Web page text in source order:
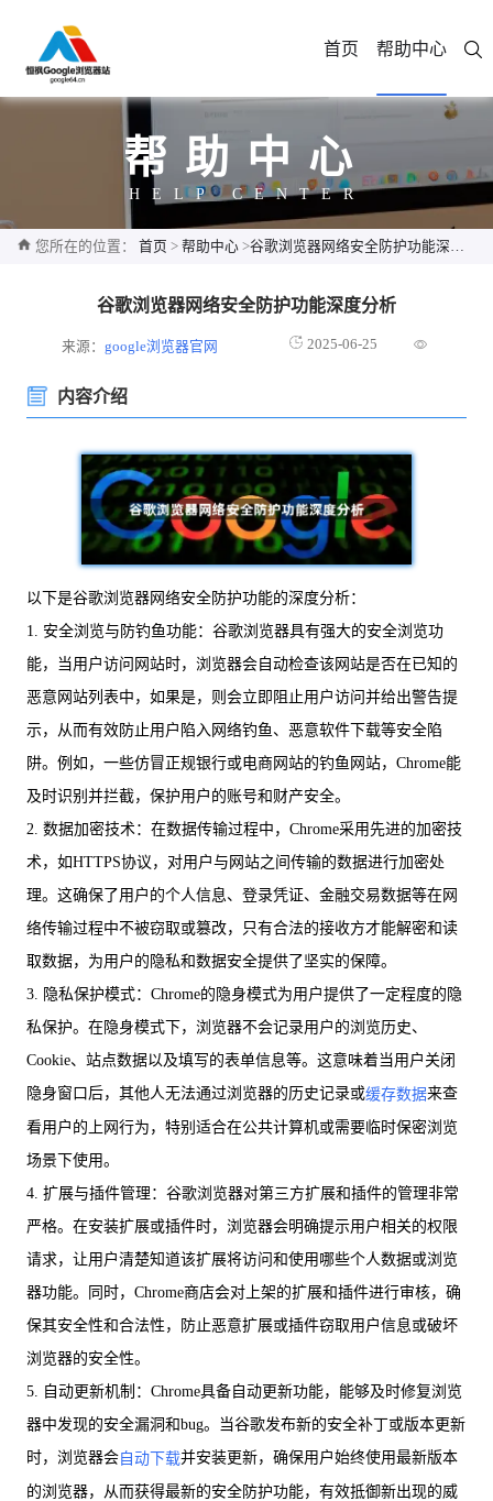
首页 帮助中心
帮助中心
HELP CENTER
您所在的位置： 首页 > 帮助中心 >谷歌浏览器网络安全防护功能深度分析
谷歌浏览器网络安全防护功能深度分析
来源：google浏览器官网 2025-06-25
内容介绍
以下是谷歌浏览器网络安全防护功能的深度分析：
1. 安全浏览与防钓鱼功能：谷歌浏览器具有强大的安全浏览功
能，当用户访问网站时，浏览器会自动检查该网站是否在已知的
恶意网站列表中，如果是，则会立即阻止用户访问并给出警告提
示，从而有效防止用户陷入网络钓鱼、恶意软件下载等安全陷
阱。例如，一些仿冒正规银行或电商网站的钓鱼网站，Chrome能
及时识别并拦截，保护用户的账号和财产安全。
2. 数据加密技术：在数据传输过程中，Chrome采用先进的加密技
术，如HTTPS协议，对用户与网站之间传输的数据进行加密处
理。这确保了用户的个人信息、登录凭证、金融交易数据等在网
络传输过程中不被窃取或篡改，只有合法的接收方才能解密和读
取数据，为用户的隐私和数据安全提供了坚实的保障。
3. 隐私保护模式：Chrome的隐身模式为用户提供了一定程度的隐
私保护。在隐身模式下，浏览器不会记录用户的浏览历史、
Cookie、站点数据以及填写的表单信息等。这意味着当用户关闭
隐身窗口后，其他人无法通过浏览器的历史记录或缓存数据来查
看用户的上网行为，特别适合在公共计算机或需要临时保密浏览
场景下使用。
4. 扩展与插件管理：谷歌浏览器对第三方扩展和插件的管理非常
严格。在安装扩展或插件时，浏览器会明确提示用户相关的权限
请求，让用户清楚知道该扩展将访问和使用哪些个人数据或浏览
器功能。同时，Chrome商店会对上架的扩展和插件进行审核，确
保其安全性和合法性，防止恶意扩展或插件窃取用户信息或破坏
浏览器的安全性。
5. 自动更新机制：Chrome具备自动更新功能，能够及时修复浏览
器中发现的安全漏洞和bug。当谷歌发布新的安全补丁或版本更新
时，浏览器会自动下载并安装更新，确保用户始终使用最新版本
的浏览器，从而获得最新的安全防护功能，有效抵御新出现的威